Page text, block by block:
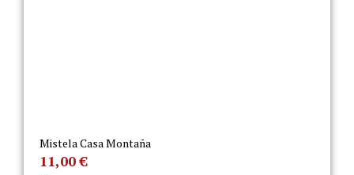
Mistela Casa Montaña
11,00€